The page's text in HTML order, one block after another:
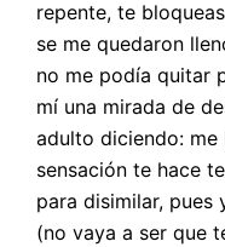
repente, te
se me quedaron
no me podía quitar
mí una mirada de
adulto diciendo: me
sensación te hace
para disimilar, pues
(no vaya a ser que